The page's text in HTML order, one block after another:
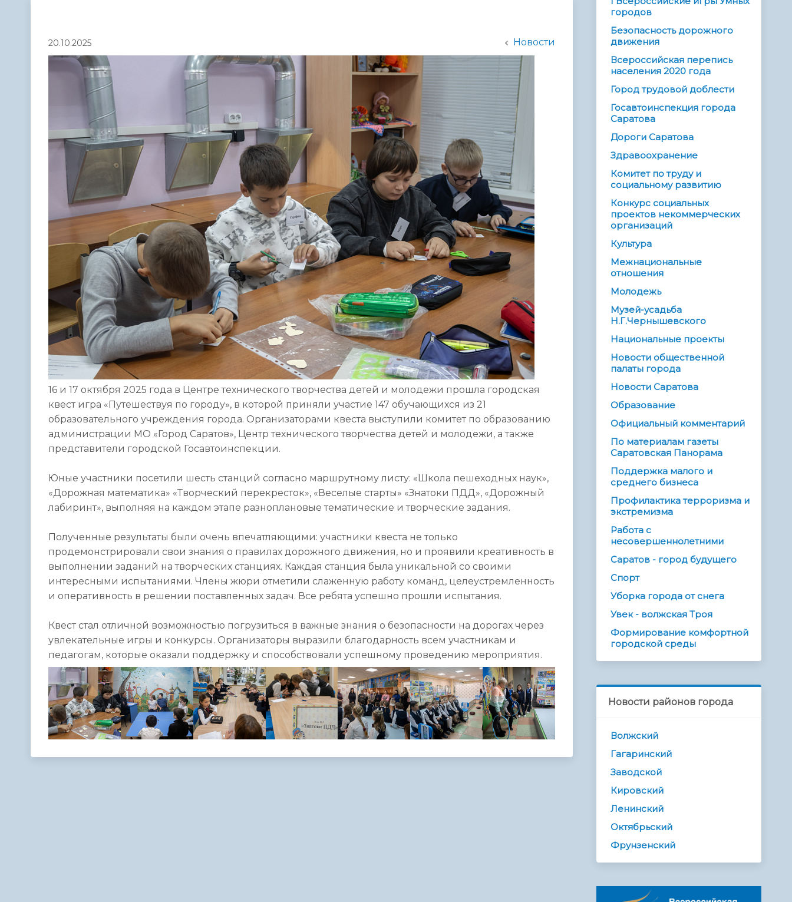
20.10.2025 Новости
16 и 17 октября 2025 года в Центре технического творчества детей и молодежи прошла городская
квест игра «Путешествуя по городу», в которой приняли участие 147 обучающихся из 21
образовательного учреждения города. Организаторами квеста выступили комитет по образованию
администрации МО «Город Саратов», Центр технического творчества детей и молодежи, а также
представители городской Госавтоинспекции.
Юные участники посетили шесть станций согласно маршрутному листу: «Школа пешеходных наук»,
«Дорожная математика» «Творческий перекресток», «Веселые старты» «Знатоки ПДД», «Дорожный
лабиринт», выполняя на каждом этапе разноплановые тематические и творческие задания.
Полученные результаты были очень впечатляющими: участники квеста не только
продемонстрировали свои знания о правилах дорожного движения, но и проявили креативность в
выполнении заданий на творческих станциях. Каждая станция была уникальной со своими
интересными испытаниями. Члены жюри отметили слаженную работу команд, целеустремленность
и оперативность в решении поставленных задач. Все ребята успешно прошли испытания.
Квест стал отличной возможностью погрузиться в важные знания о безопасности на дорогах через
увлекательные игры и конкурсы. Организаторы выразили благодарность всем участникам и
педагогам, которые оказали поддержку и способствовали успешному проведению мероприятия.
городов
Безопасность дорожного
движения
Всероссийская перепись
населения 2020 года
Город трудовой доблести
Госавтоинспекция города
Саратова
Дороги Саратова
Здравоохранение
Комитет по труду и
социальному развитию
Конкурс социальных
проектов некоммерческих
организаций
Культура
Межнациональные
отношения
Молодежь
Музей-усадьба
Н.Г.Чернышевского
Национальные проекты
Новости общественной
палаты города
Новости Саратова
Образование
Официальный комментарий
По материалам газеты
Саратовская Панорама
Поддержка малого и
среднего бизнеса
Профилактика терроризма и
экстремизма
Работа с
несовершеннолетними
Саратов - город будущего
Спорт
Уборка города от снега
Увек - волжская Троя
Формирование комфортной
городской среды
Новости районов города
Волжский
Гагаринский
Заводской
Кировский
Ленинский
Октябрьский
Фрунзенский